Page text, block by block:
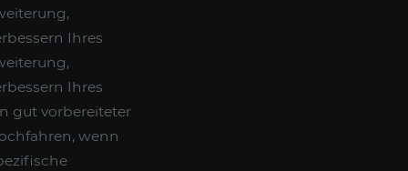
Ihres
Ihres
gut vorbereiteter
wenn